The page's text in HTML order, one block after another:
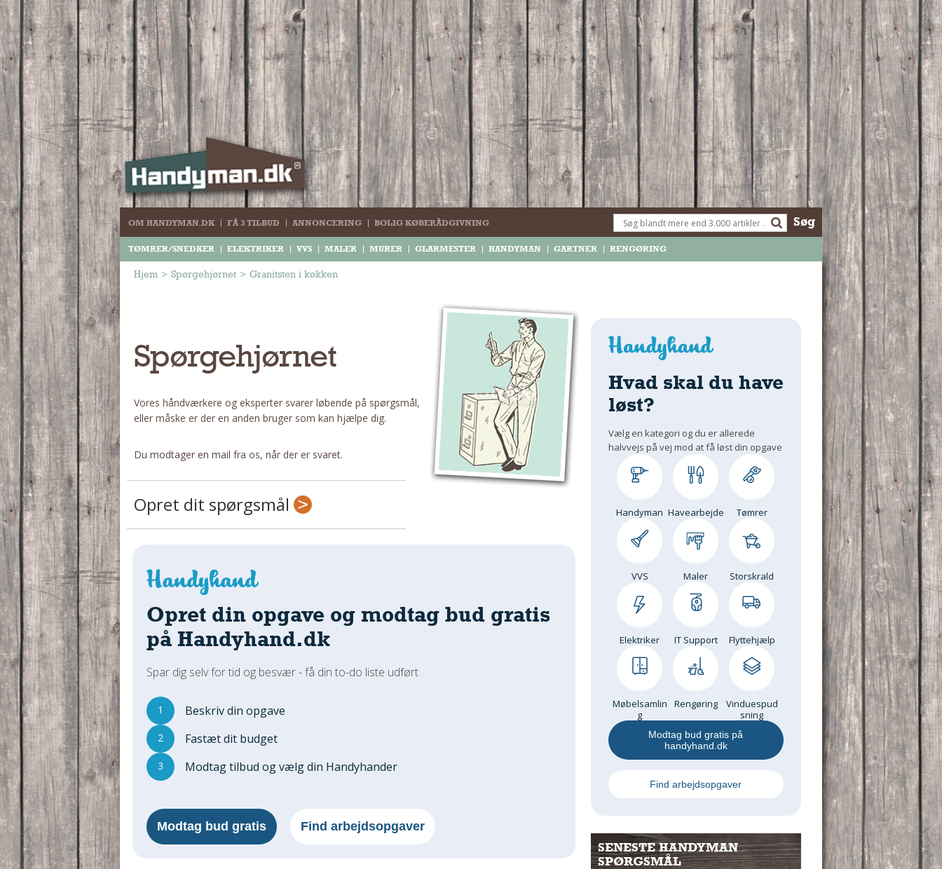
OM HANDYMAN.DK FÅ 3 TILBUD ANNONCERING BOLIG KØBERÅDGIVNING
TØMRER/SNEDKER ELEKTRIKER VVS MALER MURER GLARMESTER HANDYMAN GARTNER RENGØRING
Søg
Hjem > Spørgehjørnet > Granitsten i køkken
Spørgehjørnet
Vores håndværkere og eksperter svarer løbende på spørgsmål,
eller måske er der en anden bruger som kan hjælpe dig.
Du modtager en mail fra os, når der er svaret.
Opret dit spørgsmål
Opret din opgave og modtag bud gratis
på Handyhand.dk
Spar dig selv for tid og besvær - få din to-do liste udført
1 Beskriv din opgave
2 Fastæt dit budget
3 Modtag tilbud og vælg din Handyhander
Modtag bud gratis Find arbejdsopgaver
Hvad skal du have
løst?
Vælg en kategori og du er allerede
halvvejs på vej mod at få løst din opgave
Handyman Havearbejde Tømrer
VVS Maler Storskrald
Elektriker IT Support Flyttehjælp
Møbelsamlin
g
Rengøring
Vinduespud
sning
Modtag bud gratis på
handyhand.dk
Find arbejdsopgaver
SENESTE HANDYMAN
SPØRGSMÅL